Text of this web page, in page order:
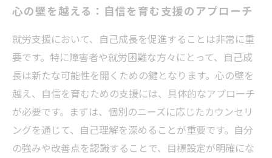
心の壁を越える：自信を育む支援のアプローチ
就労支援において、自己成長を促進することは非常に重
要です。特に障害者や就労困難な方々にとって、自己成
長は新たな可能性を開くための鍵となります。心の壁を
越え、自信を育むための支援には、具体的なアプローチ
が必要です。まずは、個別のニーズに応じたカウンセリ
ングを通じて、自己理解を深めることが重要です。自分
の強みや改善点を認識することで、目標設定が明確にな